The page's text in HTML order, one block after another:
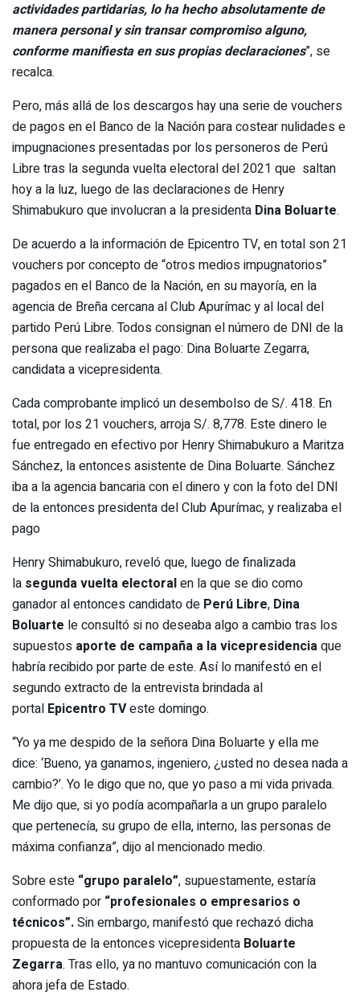
actividades partidarias, lo ha hecho absolutamente de
manera personal y sin transar compromiso alguno,
conforme manifiesta en sus propias declaraciones”, se
recalca.
Pero, más allá de los descargos hay una serie de vouchers
de pagos en el Banco de la Nación para costear nulidades e
impugnaciones presentadas por los personeros de Perú
Libre tras la segunda vuelta electoral del 2021 que saltan
hoy a la luz, luego de las declaraciones de Henry
Shimabukuro que involucran a la presidenta Dina Boluarte.
De acuerdo a la información de Epicentro TV, en total son 21
vouchers por concepto de “otros medios impugnatorios”
pagados en el Banco de la Nación, en su mayoría, en la
agencia de Breña cercana al Club Apurímac y al local del
partido Perú Libre. Todos consignan el número de DNI de la
persona que realizaba el pago: Dina Boluarte Zegarra,
candidata a vicepresidenta.
Cada comprobante implicó un desembolso de S/. 418. En
total, por los 21 vouchers, arroja S/. 8,778. Este dinero le
fue entregado en efectivo por Henry Shimabukuro a Maritza
Sánchez, la entonces asistente de Dina Boluarte. Sánchez
iba a la agencia bancaria con el dinero y con la foto del DNI
de la entonces presidenta del Club Apurímac, y realizaba el
pago
Henry Shimabukuro, reveló que, luego de finalizada
la segunda vuelta electoralen la que se dio como
ganador al entonces candidato de Perú Libre, Dina
Boluarte le consultó si no deseaba algo a cambio tras los
supuestos aporte de campaña a la vicepresidenciaque
habría recibido por parte de este. Así lo manifestó en el
segundo extracto de la entrevista brindada al
portal Epicentro TVeste domingo.
“Yo ya me despido de la señora Dina Boluarte y ella me
dice: ‘Bueno, ya ganamos, ingeniero, ¿usted no desea nada a
cambio?’. Yo le digo que no, que yo paso a mi vida privada.
Me dijo que, si yo podía acompañarla a un grupo paralelo
que pertenecía, su grupo de ella, interno, las personas de
máxima confianza”, dijo al mencionado medio.
Sobre este “grupo paralelo”, supuestamente, estaría
conformado por “profesionales o empresarios o
técnicos”.Sin embargo, manifestó que rechazó dicha
propuesta de la entonces vicepresidenta Boluarte
Zegarra. Tras ello, ya no mantuvo comunicación con la
ahora jefa de Estado.